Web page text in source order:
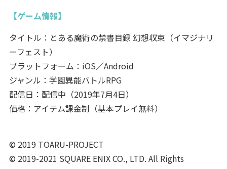
【ゲーム情報】
タイトル：とある魔術の禁書目録 幻想収束（イマジナリ
ーフェスト）
プラットフォーム：iOS／Android
ジャンル：学園異能バトルRPG
配信日：配信中（2019年7月4日）
価格：アイテム課金制（基本プレイ無料）
© 2019 TOARU-PROJECT
© 2019-2021 SQUARE ENIX CO., LTD. All Rights